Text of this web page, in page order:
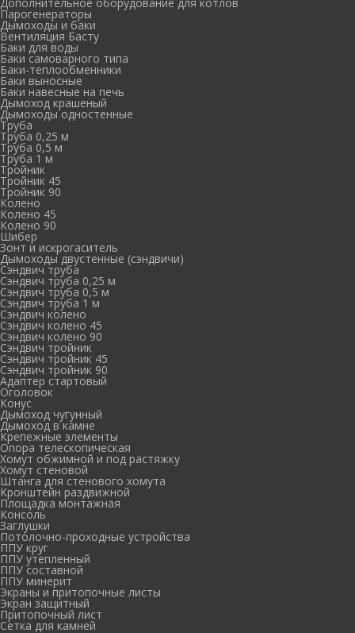
Парогенераторы
Дымоходы и баки
Вентиляция Басту
Баки для воды
Баки самоварного типа
Баки-теплообменники
Баки выносные
Баки навесные на печь
Дымоход крашеный
Дымоходы одностенные
Труба
Труба 0,25 м
Труба 0,5 м
Труба 1 м
Тройник
Тройник 45
Тройник 90
Колено
Колено 45
Колено 90
Шибер
Зонт и искрогаситель
Дымоходы двустенные (сэндвичи)
Сэндвич труба
Сэндвич труба 0,25 м
Сэндвич труба 0,5 м
Сэндвич труба 1 м
Сэндвич колено
Сэндвич колено 45
Сэндвич колено 90
Сэндвич тройник
Сэндвич тройник 45
Сэндвич тройник 90
Адаптер стартовый
Оголовок
Конус
Дымоход чугунный
Дымоход в камне
Крепежные элементы
Опора телескопическая
Хомут обжимной и под растяжку
Хомут стеновой
Штанга для стенового хомута
Кронштейн раздвижной
Площадка монтажная
Консоль
Заглушки
Потолочно-проходные устройства
ППУ круг
ППУ утепленный
ППУ составной
ППУ минерит
Экраны и притопочные листы
Экран защитный
Притопочный лист
Сетка для камней